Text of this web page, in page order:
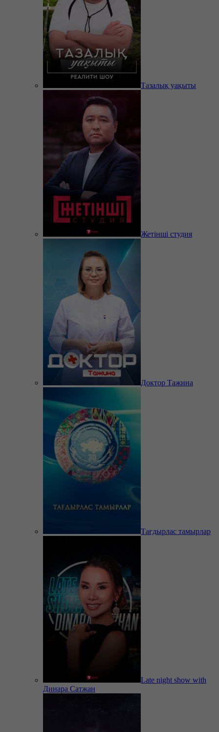
Тазалық уақыты
Жетінші студия
Доктор Тажина
Тағдырлас тамырлар
Late night show with
Динара Сатжан